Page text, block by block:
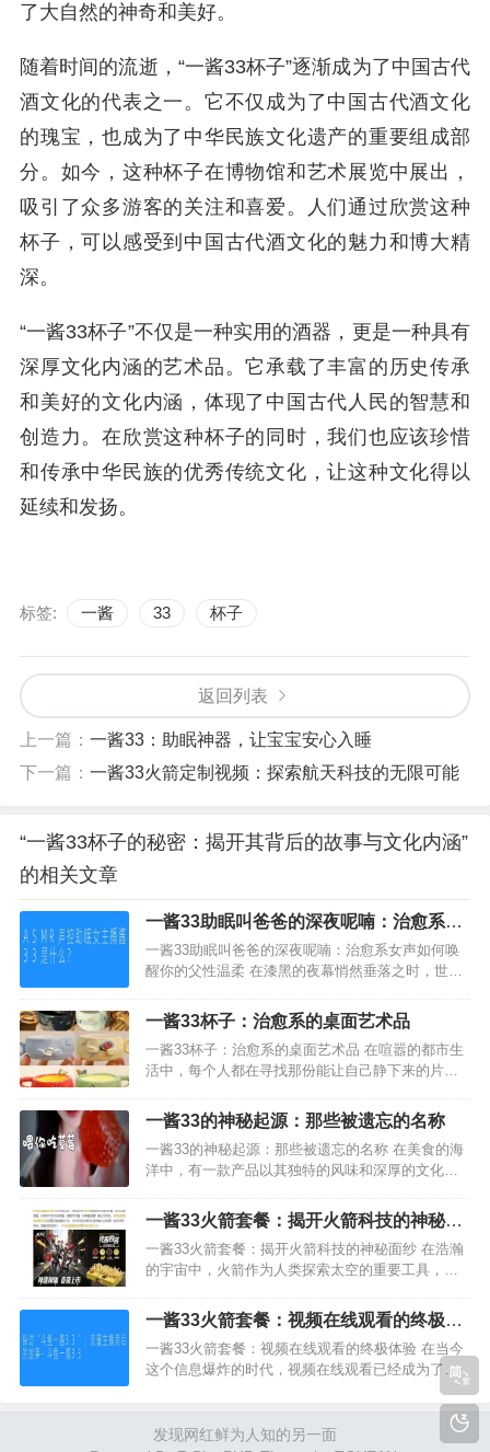
了大自然的神奇和美好。
随着时间的流逝，“一酱33杯子”逐渐成为了中国古代
酒文化的代表之一。它不仅成为了中国古代酒文化
的瑰宝，也成为了中华民族文化遗产的重要组成部
分。如今，这种杯子在博物馆和艺术展览中展出，
吸引了众多游客的关注和喜爱。人们通过欣赏这种
杯子，可以感受到中国古代酒文化的魅力和博大精
深。
“一酱33杯子”不仅是一种实用的酒器，更是一种具有
深厚文化内涵的艺术品。它承载了丰富的历史传承
和美好的文化内涵，体现了中国古代人民的智慧和
创造力。在欣赏这种杯子的同时，我们也应该珍惜
和传承中华民族的优秀传统文化，让这种文化得以
延续和发扬。
标签: 一酱 33 杯子
返回列表
上一篇： 一酱33：助眠神器，让宝宝安心入睡
下一篇： 一酱33火箭定制视频：探索航天科技的无限可能
“一酱33杯子的秘密：揭开其背后的故事与文化内涵”
的相关文章
一酱33助眠叫爸爸的深夜呢喃：治愈系女
声如何唤醒你的父性温柔
一酱33助眠叫爸爸的深夜呢喃：治愈系女声如何唤
醒你的父性温柔 在漆黑的夜幕悄然垂落之时，世界
的呼吸。一酱33的声音，便是在这样的深夜里，化
作最柔软的呢喃，轻…
一酱33杯子：治愈系的桌面艺术品
一酱33杯子：治愈系的桌面艺术品 在喧嚣的都市生
活中，每个人都在寻找那份能让自己静下来的片
的一角，为忙碌的日常带来一抹治愈的色彩。这不
仅仅是一件实用性极强…
一酱33的神秘起源：那些被遗忘的名称
一酱33的神秘起源：那些被遗忘的名称 在美食的海
洋中，有一款产品以其独特的风味和深厚的文化底
源，却隐藏着许多神秘的面纱，那些被遗忘的名称
成为了人们探索的焦…
一酱33火箭套餐：揭开火箭科技的神秘面
纱
一酱33火箭套餐：揭开火箭科技的神秘面纱 在浩瀚
的宇宙中，火箭作为人类探索太空的重要工具，扮
人类对未知领域的探索，也为人类的文明发展提供
了强大的动力。而“一…
一酱33火箭套餐：视频在线观看的终极体
验
一酱33火箭套餐：视频在线观看的终极体验 在当今
这个信息爆炸的时代，视频在线观看已经成为了人
们获取娱乐和知识的主要方式之一。为了满足广大
观众的需求，一酱33火箭套餐应运而生，它为广大
用户提供了卓越的视…
发现网红鲜为人知的另一面